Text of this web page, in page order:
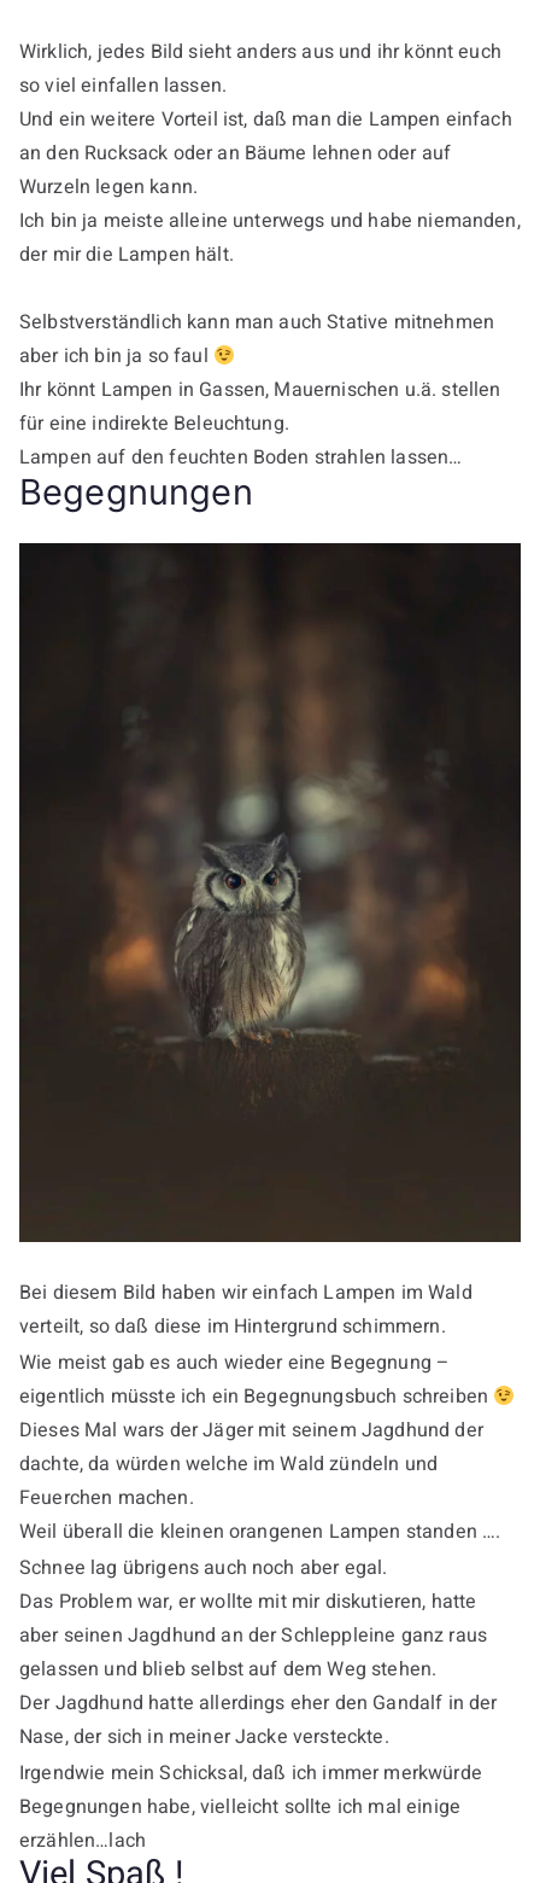
Wirklich, jedes Bild sieht anders aus und ihr könnt euch
so viel einfallen lassen.
Und ein weitere Vorteil ist, daß man die Lampen einfach
an den Rucksack oder an Bäume lehnen oder auf
Wurzeln legen kann.
Ich bin ja meiste alleine unterwegs und habe niemanden,
der mir die Lampen hält.
Selbstverständlich kann man auch Stative mitnehmen
aber ich bin ja so faul
Ihr könnt Lampen in Gassen, Mauernischen u.ä. stellen
für eine indirekte Beleuchtung.
Lampen auf den feuchten Boden strahlen lassen…
Begegnungen
Bei diesem Bild haben wir einfach Lampen im Wald
verteilt, so daß diese im Hintergrund schimmern.
Wie meist gab es auch wieder eine Begegnung –
eigentlich müsste ich ein Begegnungsbuch schreiben
Dieses Mal wars der Jäger mit seinem Jagdhund der
dachte, da würden welche im Wald zündeln und
Feuerchen machen.
Weil überall die kleinen orangenen Lampen standen ….
Schnee lag übrigens auch noch aber egal.
Das Problem war, er wollte mit mir diskutieren, hatte
aber seinen Jagdhund an der Schleppleine ganz raus
gelassen und blieb selbst auf dem Weg stehen.
Der Jagdhund hatte allerdings eher den Gandalf in der
Nase, der sich in meiner Jacke versteckte.
Irgendwie mein Schicksal, daß ich immer merkwürde
Begegnungen habe, vielleicht sollte ich mal einige
erzählen…lach